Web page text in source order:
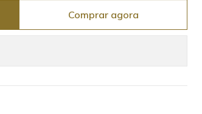
Comprar agora